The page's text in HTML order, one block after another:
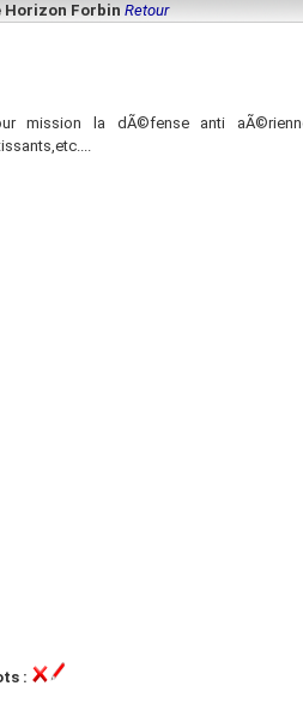
Forbin Retour
mission la dÃ©fense anti
: